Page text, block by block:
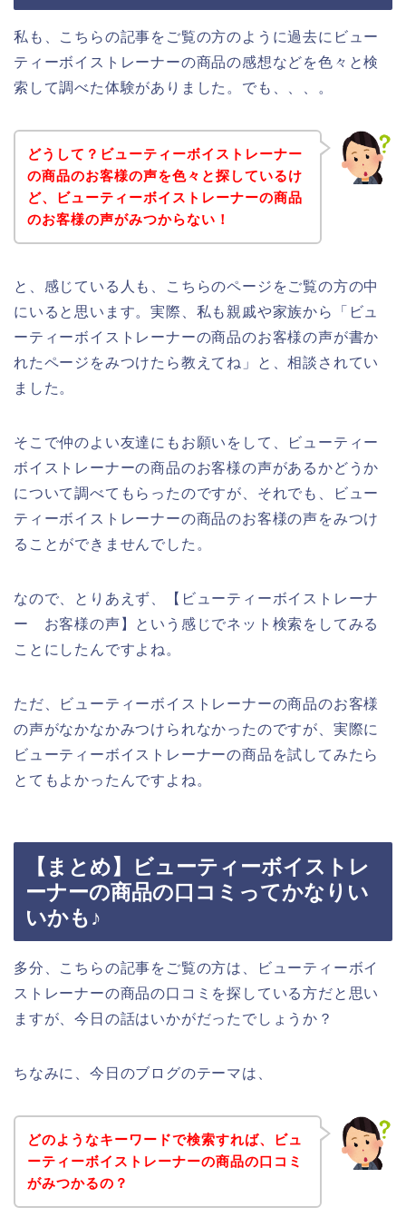
私も、こちらの記事をご覧の方のように過去にビュー
ティーボイストレーナーの商品の感想などを色々と検
索して調べた体験がありました。でも、、、。
どうして？ビューティーボイストレーナー
の商品のお客様の声を色々と探しているけ
ど、ビューティーボイストレーナーの商品
のお客様の声がみつからない！
と、感じている人も、こちらのページをご覧の方の中
にいると思います。実際、私も親戚や家族から「ビュ
ーティーボイストレーナーの商品のお客様の声が書か
れたページをみつけたら教えてね」と、相談されてい
ました。
そこで仲のよい友達にもお願いをして、ビューティー
ボイストレーナーの商品のお客様の声があるかどうか
について調べてもらったのですが、それでも、ビュー
ティーボイストレーナーの商品のお客様の声をみつけ
ることができませんでした。
なので、とりあえず、【ビューティーボイストレーナ
ー お客様の声】という感じでネット検索をしてみる
ことにしたんですよね。
ただ、ビューティーボイストレーナーの商品のお客様
の声がなかなかみつけられなかったのですが、実際に
ビューティーボイストレーナーの商品を試してみたら
とてもよかったんですよね。
【まとめ】ビューティーボイストレ
ーナーの商品の口コミってかなりい
いかも♪
多分、こちらの記事をご覧の方は、ビューティーボイ
ストレーナーの商品の口コミを探している方だと思い
ますが、今日の話はいかがだったでしょうか？
ちなみに、今日のブログのテーマは、
どのようなキーワードで検索すれば、ビュ
ーティーボイストレーナーの商品の口コミ
がみつかるの？